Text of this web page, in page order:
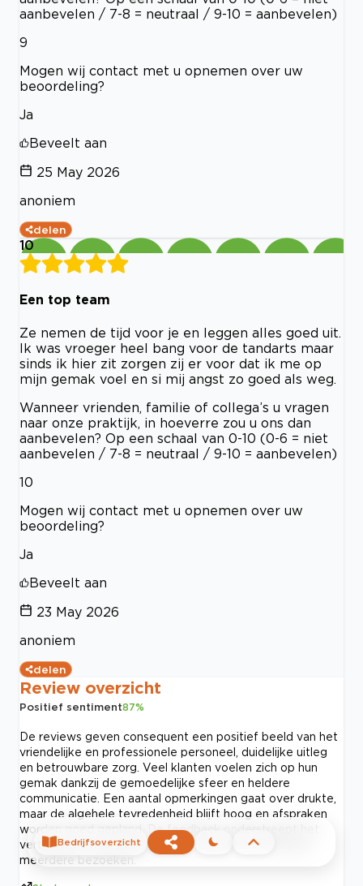
aanbevelen / 7-8 = neutraal / 9-10 = aanbevelen)
9
Mogen wij contact met u opnemen over uw
beoordeling?
Ja
Beveelt aan
25 May 2026
anoniem
delen
10
Een top team
Ze nemen de tijd voor je en leggen alles goed uit.
Ik was vroeger heel bang voor de tandarts maar
sinds ik hier zit zorgen zij er voor dat ik me op
mijn gemak voel en si mij angst zo goed als weg.
Wanneer vrienden, familie of collega’s u vragen
naar onze praktijk, in hoeverre zou u ons dan
aanbevelen? Op een schaal van 0-10 (0-6 = niet
aanbevelen / 7-8 = neutraal / 9-10 = aanbevelen)
10
Mogen wij contact met u opnemen over uw
beoordeling?
Ja
Beveelt aan
23 May 2026
anoniem
delen
Review overzicht
Positief sentiment87%
De reviews geven consequent een positief beeld van het
vriendelijke en professionele personeel, duidelijke uitleg
en betrouwbare zorg. Veel klanten voelen zich op hun
gemak dankzij de gemoedelijke sfeer en heldere
communicatie. Een aantal opmerkingen gaat over drukte,
maar de algehele tevredenheid blijft hoog en afspraken
worden goed gepland. De feedback onderstreept het
vertrouwen in de praktijk en de positieve ervaring bij
meerdere bezoeken.
Bedrijfsoverzicht